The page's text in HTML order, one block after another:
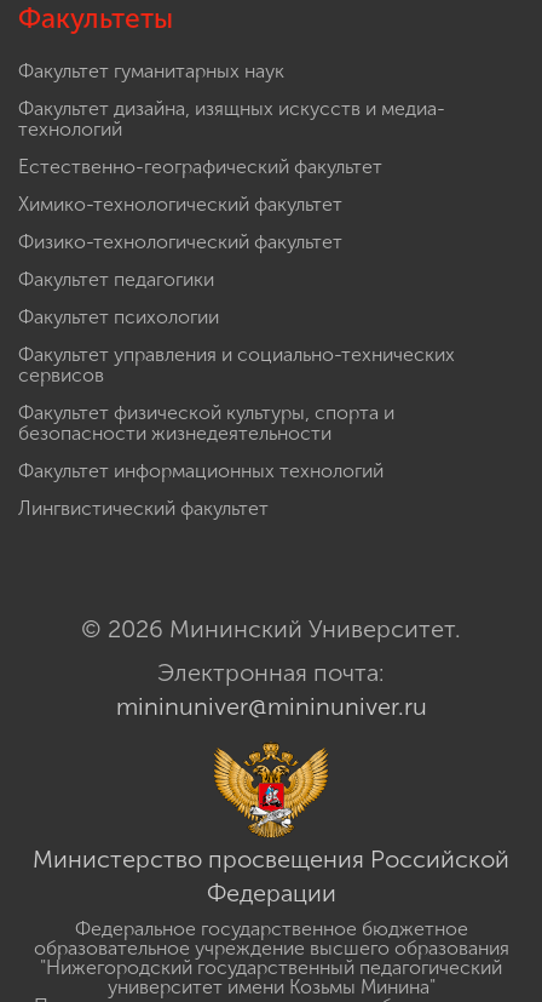
Факультеты
Факультет гуманитарных наук
Факультет дизайна, изящных искусств и медиа-
технологий
Естественно-географический факультет
Химико-технологический факультет
Физико-технологический факультет
Факультет педагогики
Факультет психологии
Факультет управления и социально-технических
сервисов
Факультет физической культуры, спорта и
безопасности жизнедеятельности
Факультет информационных технологий
Лингвистический факультет
© 2026 Мининский Университет.
Электронная почта:
mininuniver@mininuniver.ru
Министерство просвещения Российской
Федерации
Федеральное государственное бюджетное
образовательное учреждение высшего образования
"Нижегородский государственный педагогический
университет имени Козьмы Минина"